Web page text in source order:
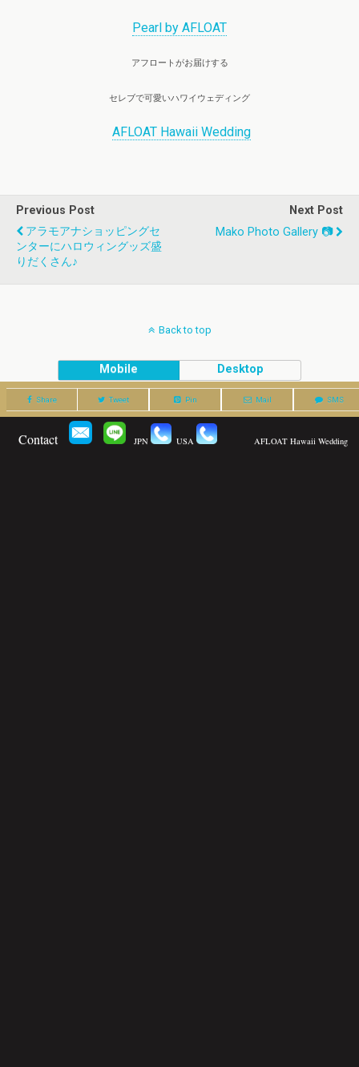
Pearl by AFLOAT
アフロートがお届けする
セレブで可愛いハワイウェディング
AFLOAT Hawaii Wedding
Previous Post
アラモアナショッピングセ
ンターにハロウィングッズ盛
りだくさん♪
Next Post
Mako Photo Gallery 📷
Back to top
Mobile Desktop
Share Tweet Pin Mail SMS
Contact JPN USA AFLOAT Hawaii